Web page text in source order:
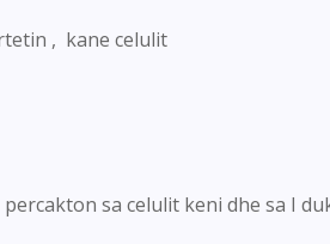
, kane celulit
sa celulit keni dhe sa I